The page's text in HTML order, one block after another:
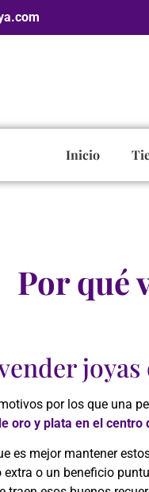
Inicio
Por qué
por los que una
oro y plata en el centro
es mejor mantener
extra o un beneficio